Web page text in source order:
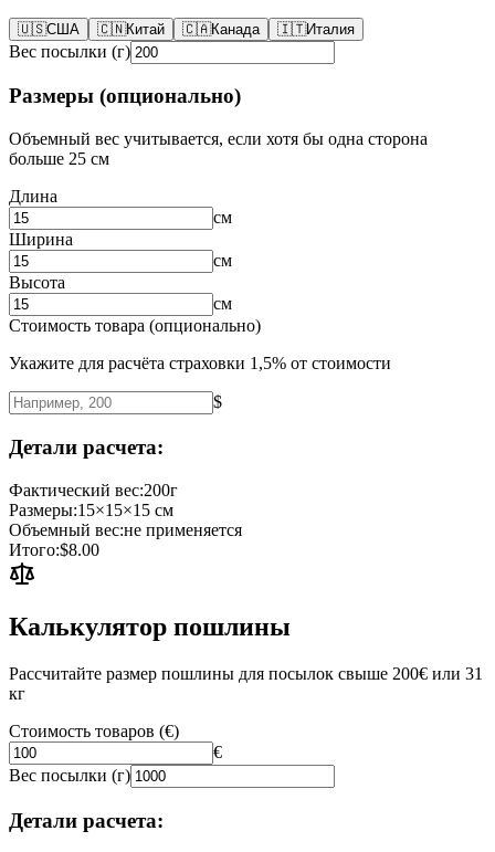
🇺🇸США 🇨🇳Китай 🇨🇦Канада 🇮🇹Италия
Вес посылки (г)
Размеры (опционально)
Объемный вес учитывается, если хотя бы одна сторона
больше 25 см
Длина
см
Ширина
см
Высота
см
Стоимость товара (опционально)
Укажите для расчёта страховки 1,5% от стоимости
$
Детали расчета:
Фактический вес:200г
Размеры:15×15×15 см
Объемный вес:не применяется
Итого:$8.00
Калькулятор пошлины
Рассчитайте размер пошлины для посылок свыше 200€ или 31
кг
Стоимость товаров (€)
€
Вес посылки (г)
Детали расчета: